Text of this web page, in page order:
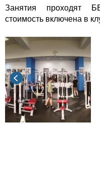
Занятия проходят
стоимость включена в